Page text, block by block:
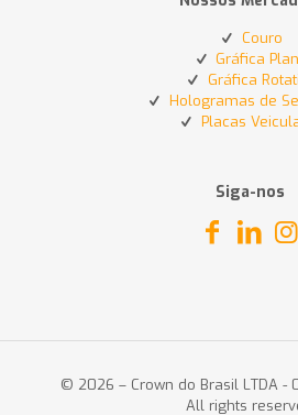
Couro
Gráfica
Gráfica
Hologramas de
Placas
Siga-nos
© 2026 – Crown do Brasil LTDA -
All rights